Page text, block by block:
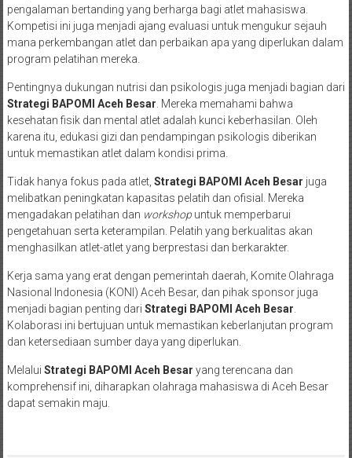
pengalaman bertanding yang berharga bagi atlet mahasiswa.
Kompetisi ini juga menjadi ajang evaluasi untuk mengukur sejauh
mana perkembangan atlet dan perbaikan apa yang diperlukan dalam
program pelatihan mereka.
Pentingnya dukungan nutrisi dan psikologis juga menjadi bagian dari
Strategi BAPOMI Aceh Besar . Mereka memahami bahwa
kesehatan fisik dan mental atlet adalah kunci keberhasilan. Oleh
karena itu, edukasi gizi dan pendampingan psikologis diberikan
untuk memastikan atlet dalam kondisi prima.
Tidak hanya fokus pada atlet, Strategi BAPOMI Aceh Besar juga
melibatkan peningkatan kapasitas pelatih dan ofisial. Mereka
mengadakan pelatihan dan workshopuntuk memperbarui
pengetahuan serta keterampilan. Pelatih yang berkualitas akan
menghasilkan atlet-atlet yang berprestasi dan berkarakter.
Kerja sama yang erat dengan pemerintah daerah, Komite Olahraga
Nasional Indonesia (KONI) Aceh Besar, dan pihak sponsor juga
menjadi bagian penting dari Strategi BAPOMI Aceh Besar
Kolaborasi ini bertujuan untuk memastikan keberlanjutan program
dan ketersediaan sumber daya yang diperlukan.
Melalui Strategi BAPOMI Aceh Besar yang terencana dan
komprehensif ini, diharapkan olahraga mahasiswa di Aceh Besar
dapat semakin maju.